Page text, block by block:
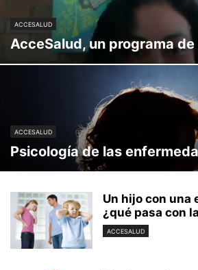
ACCESALUD
AcceSalud, un programa de
ACCESALUD
Psicología de las
Un hijo con una
¿qué pasa con
ACCESALUD